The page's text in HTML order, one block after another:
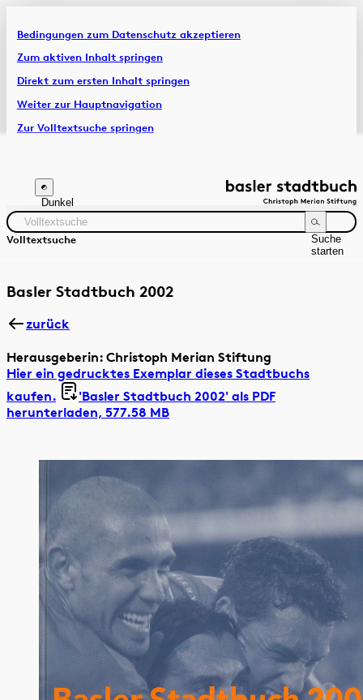
Bedingungen zum Datenschutz akzeptieren
Zum aktiven Inhalt springen
Direkt zum ersten Inhalt springen
Weiter zur Hauptnavigation
Zur Volltextsuche springen
Artikel & Dossiers
Chronik
Dunkel
Volltextsuche
Suche
starten
Zeitraum Autor:in
Basler Stadtbuch 2002
zurück
Herausgeberin: Christoph Merian Stiftung
Hier ein gedrucktes Exemplar dieses Stadtbuchs
kaufen.
'Basler Stadtbuch 2002' als PDF
herunterladen, 577.58 MB